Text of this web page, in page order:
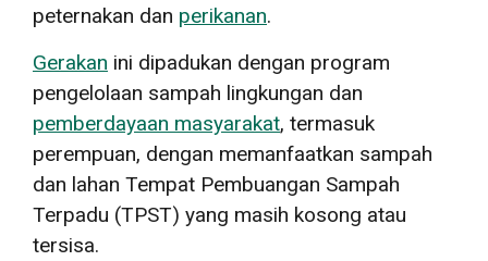
peternakan dan perikanan.
Gerakan ini dipadukan dengan program
pengelolaan sampah lingkungan dan
pemberdayaan masyarakat, termasuk
perempuan, dengan memanfaatkan sampah
dan lahan Tempat Pembuangan Sampah
Terpadu (TPST) yang masih kosong atau
tersisa.